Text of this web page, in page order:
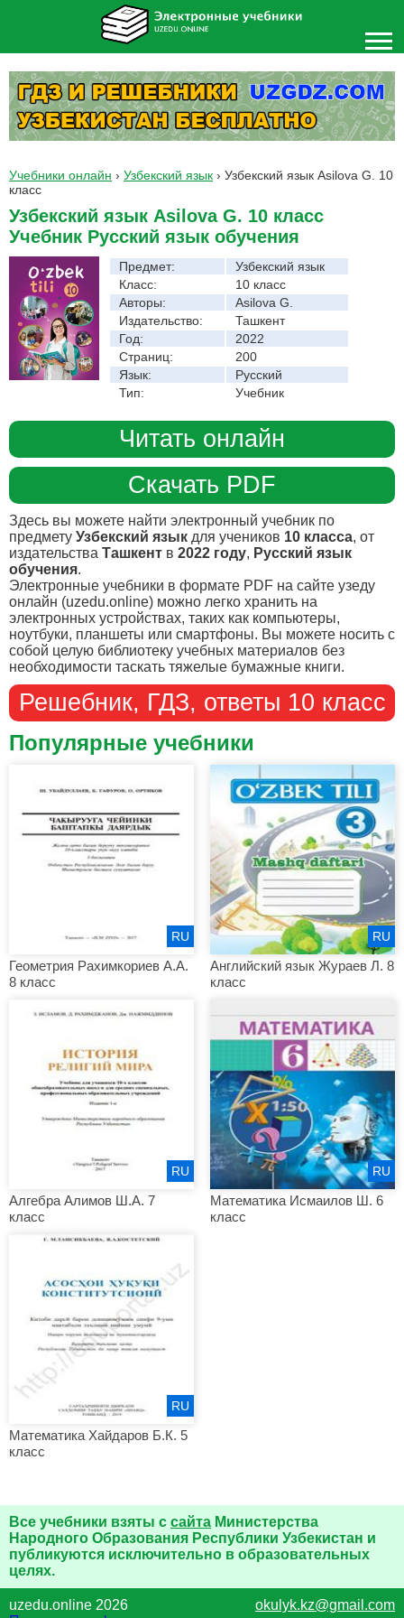
Учебники онлайн › Узбекский язык › Узбекский язык Asilova G. 10
класс
Узбекский язык Asilova G. 10 класс
Учебник Русский язык обучения
Предмет:
Узбекский язык
Класс:
10 класс
Авторы:
Asilova G.
Издательство:
Ташкент
Год:
2022
Страниц:
200
Язык:
Русский
Тип:
Учебник
Читать онлайн
Скачать PDF
Здесь вы можете найти электронный учебник по
предмету Узбекский язык для учеников 10 класса, от
издательства Ташкент в 2022 году, Русский язык
обучения.
Электронные учебники в формате PDF на сайте узеду
онлайн (uzedu.online) можно легко хранить на
электронных устройствах, таких как компьютеры,
ноутбуки, планшеты или смартфоны. Вы можете носить с
собой целую библиотеку учебных материалов без
необходимости таскать тяжелые бумажные книги.
Решебник, ГДЗ, ответы 10 класс
Популярные учебники
Геометрия Рахимкориев А.А.
8 класс
RU
Английский язык Жураев Л. 8
класс
RU
Алгебра Алимов Ш.А. 7
класс
RU
Математика Исмаилов Ш. 6
класс
RU
Математика Хайдаров Б.К. 5
класс
RU
Все учебники взяты с сайта Министерства
Народного Образования Республики Узбекистан и
публикуются исключительно в образовательных
целях.
uzedu.online 2026
okulyk.kz@gmail.com